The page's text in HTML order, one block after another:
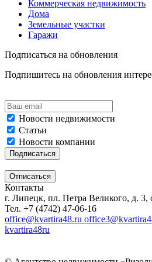
Коммерческая недвижимость
Дома
Земельные участки
Гаражи
Подписаться на обновления
Подпишитесь на обновления
Новости недвижимости
Статьи
Новости компании
Контакты
г. Липецк, пл. Петра Великого, д. 3,
Тел. +7 (4742) 47-06-16
office@kvartira48.ru
kvartira48ru